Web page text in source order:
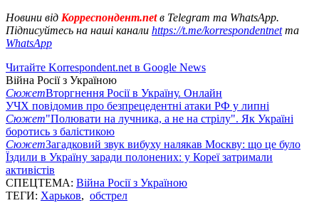
Новини від Корреспондент.netв Telegram та WhatsApp.
Підписуйтесь на наші канали https://t.me/korrespondentnetта
WhatsApp
Читайте Korrespondent.net в Google News
Війна Росії з Україною
СюжетВторгнення Росії в Україну. Онлайн
УЧХ повідомив про безпрецедентні атаки РФ у липні
Сюжет"Полювати на лучника, а не на стрілу". Як Україні
боротись з балістикою
СюжетЗагадковий звук вибуху налякав Москву: що це було
Їздили в Україну заради полонених: у Кореї затримали
активістів
СПЕЦТЕМА: Війна Росії з Україною
ТЕГИ: Харьков, обстрел